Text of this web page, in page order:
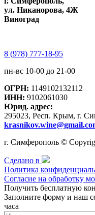
ул. Никанорова, 4Ж
Виноград
8 (978) 777-18-95
пн-вс 10-00 до 21-00
ОГРН: 1149102132112
ИНН: 9102061030
Юрид. адрес:
295023, Респ. Крым, г.
г. Симферополь ©
Сделано в
Политика
Согласие на обработку
Получить бесплатную
Заполните форму и наш
часа